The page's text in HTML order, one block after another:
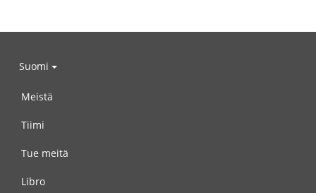
Suomi
Meistä
Tiimi
Tue meitä
Libro